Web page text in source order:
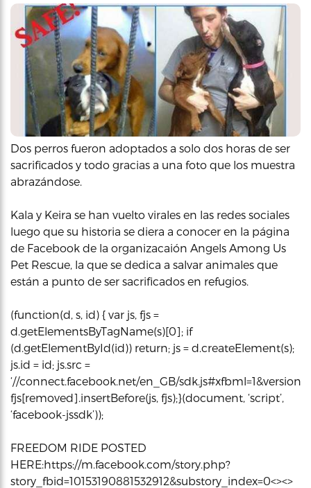
Dos perros fueron adoptados a solo dos horas de ser
sacrificados y todo gracias a una foto que los muestra
abrazándose.
Kala y Keira se han vuelto virales en las redes sociales
luego que su historia se diera a conocer en la página
de Facebook de la organizacaión Angels Among Us
Pet Rescue, la que se dedica a salvar animales que
están a punto de ser sacrificados en refugios.
(function(d, s, id) { var js, fjs =
d.getElementsByTagName(s)[0]; if
(d.getElementById(id)) return; js = d.createElement(s);
js.id = id; js.src =
‘//connect.facebook.net/en_GB/
fjs[removed].insertBefore(js, fjs);}(document, ‘script’,
‘facebook-jssdk’));
FREEDOM RIDE POSTED
HERE:https://m.facebook.com/story.php?
story_fbid=10153190881532912&substory_index=0<><>